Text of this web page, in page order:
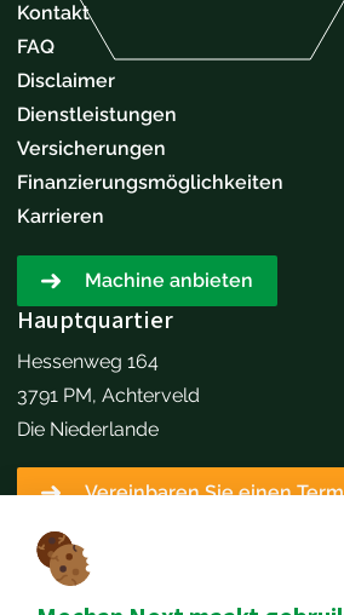
Kontakt
FAQ
Disclaimer
Dienstleistungen
Versicherungen
Finanzierungsmöglichkeiten
Karrieren
Machine anbieten
Hauptquartier
Hessenweg 164
3791 PM, Achterveld
Die Niederlande
Vereinbaren Sie einen
Kontaktangaben
+31651173646
info@mechannext.nl